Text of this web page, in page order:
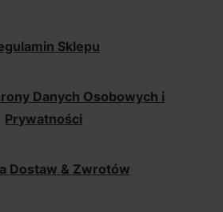
Sklepu
Danych Osobowych i
Prywatności
Dostaw & Zwrotów